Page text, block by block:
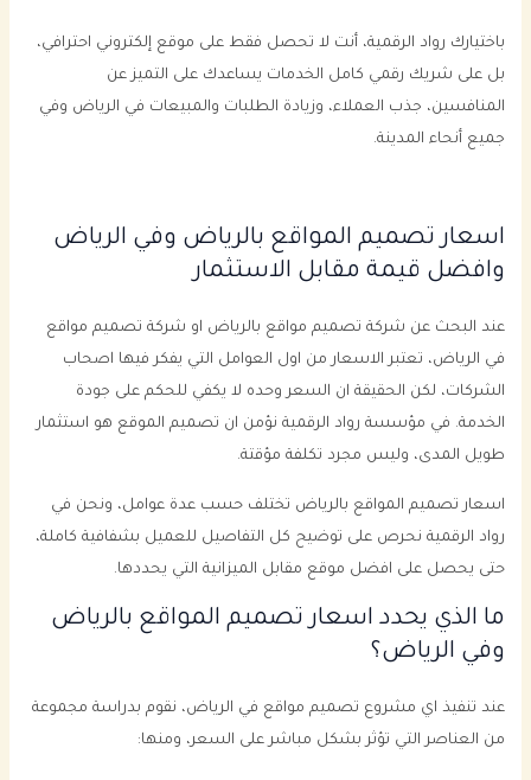
باختيارك رواد الرقمية، أنت لا تحصل فقط على موقع إلكتروني احترافي،
بل على شريك رقمي كامل الخدمات يساعدك على التميز عن
المنافسين، جذب العملاء، وزيادة الطلبات والمبيعات في الرياض وفي
جميع أنحاء المدينة.
اسعار تصميم المواقع بالرياض وفي الرياض
وافضل قيمة مقابل الاستثمار
عند البحث عن شركة تصميم مواقع بالرياض او شركة تصميم مواقع
في الرياض، تعتبر الاسعار من اول العوامل التي يفكر فيها اصحاب
الشركات، لكن الحقيقة ان السعر وحده لا يكفي للحكم على جودة
الخدمة. في مؤسسة رواد الرقمية نؤمن ان تصميم الموقع هو استثمار
طويل المدى، وليس مجرد تكلفة مؤقتة.
اسعار تصميم المواقع بالرياض تختلف حسب عدة عوامل، ونحن في
رواد الرقمية نحرص على توضيح كل التفاصيل للعميل بشفافية كاملة،
حتى يحصل على افضل موقع مقابل الميزانية التي يحددها.
ما الذي يحدد اسعار تصميم المواقع بالرياض
وفي الرياض؟
عند تنفيذ اي مشروع تصميم مواقع في الرياض، نقوم بدراسة مجموعة
من العناصر التي تؤثر بشكل مباشر على السعر، ومنها: